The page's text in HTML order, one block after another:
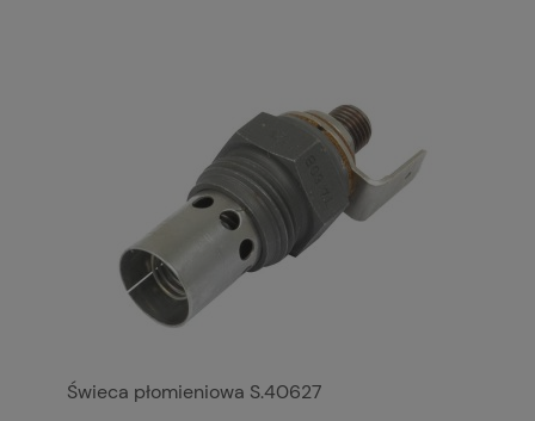
Świeca płomieniowa S.40627